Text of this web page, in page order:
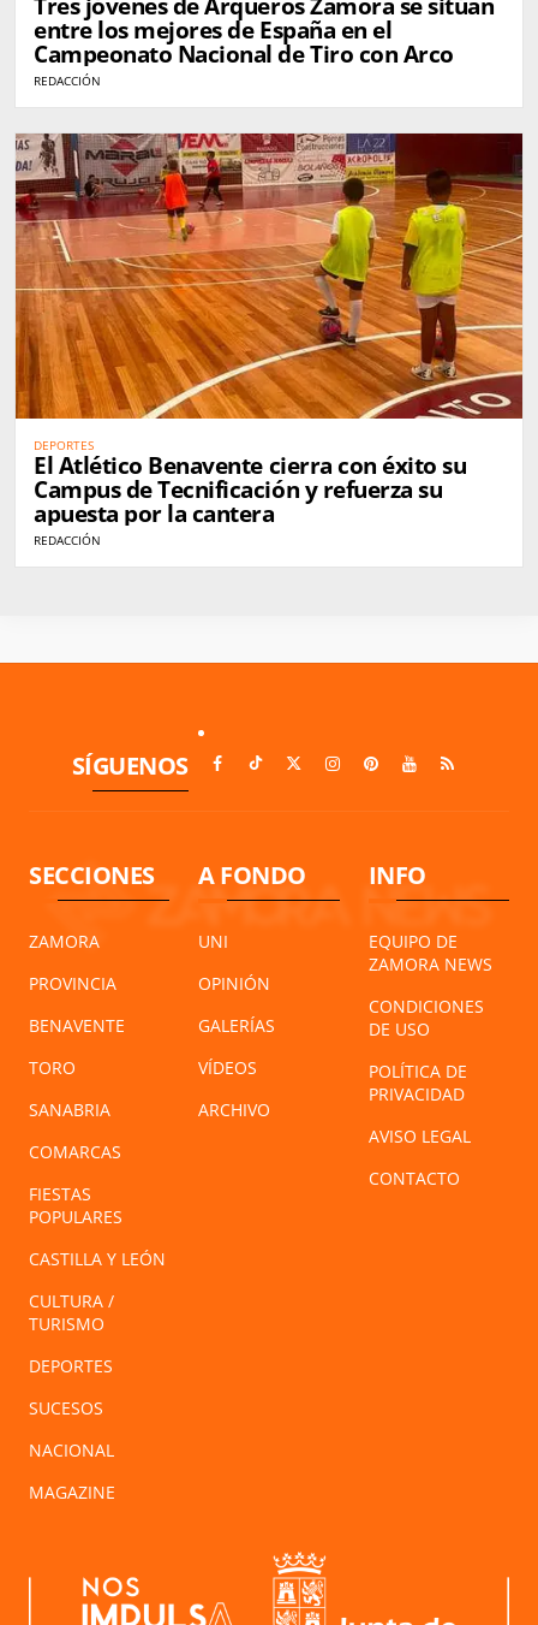
entre los mejores de España en el
Campeonato Nacional de Tiro con Arco
REDACCIÓN
DEPORTES
El Atlético Benavente cierra con éxito su
Campus de Tecnificación y refuerza su
apuesta por la cantera
REDACCIÓN
SÍGUENOS
SECCIONES
ZAMORA
PROVINCIA
BENAVENTE
TORO
SANABRIA
COMARCAS
FIESTAS
POPULARES
CASTILLA Y LEÓN
CULTURA /
TURISMO
DEPORTES
SUCESOS
NACIONAL
MAGAZINE
A FONDO
UNI
OPINIÓN
GALERÍAS
VÍDEOS
ARCHIVO
INFO
EQUIPO DE
ZAMORA NEWS
CONDICIONES
DE USO
POLÍTICA DE
PRIVACIDAD
AVISO LEGAL
CONTACTO